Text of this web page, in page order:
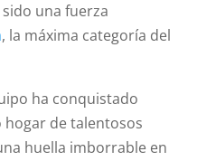
una fuerza
, la máxima categoría del
ha conquistado
de talentosos
huella imborrable en